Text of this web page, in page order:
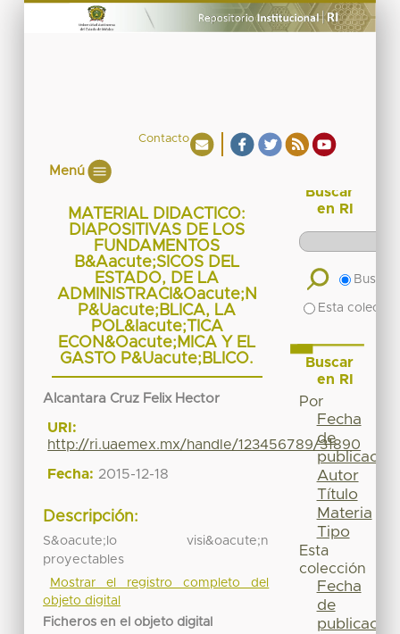
Contacto
Menú
MATERIAL DIDACTICO:
DIAPOSITIVAS DE LOS
FUNDAMENTOS
B&Aacute;SICOS DEL
ESTADO, DE LA
ADMINISTRACI&Oacute;N
P&Uacute;BLICA, LA
POL&Iacute;TICA
ECON&Oacute;MICA Y EL
GASTO P&Uacute;BLICO.
Alcantara Cruz Felix Hector
URI:
http://ri.uaemex.mx/handle/123456789/31890
Fecha: 2015-12-18
Descripción:
S&oacute;lo visi&oacute;n
proyectables
Mostrar el registro completo del
objeto digital
Ficheros en el objeto digital
Buscar
en RI
Buscar
Esta
Buscar
en RI
Por
Fecha
de
publicación
Autor
Título
Materia
Tipo
Esta
colección
Fecha
de
publicación